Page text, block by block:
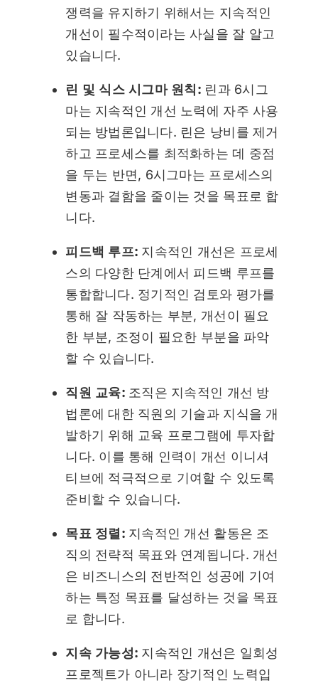
쟁력을 유지하기 위해서는 지속적인
개선이 필수적이라는 사실을 잘 알고
있습니다.
린 및 식스 시그마 원칙: 린과 6시그
마는 지속적인 개선 노력에 자주 사용
되는 방법론입니다. 린은 낭비를 제거
하고 프로세스를 최적화하는 데 중점
을 두는 반면, 6시그마는 프로세스의
변동과 결함을 줄이는 것을 목표로 합
니다.
피드백 루프: 지속적인 개선은 프로세
스의 다양한 단계에서 피드백 루프를
통합합니다. 정기적인 검토와 평가를
통해 잘 작동하는 부분, 개선이 필요
한 부분, 조정이 필요한 부분을 파악
할 수 있습니다.
직원 교육: 조직은 지속적인 개선 방
법론에 대한 직원의 기술과 지식을 개
발하기 위해 교육 프로그램에 투자합
니다. 이를 통해 인력이 개선 이니셔
티브에 적극적으로 기여할 수 있도록
준비할 수 있습니다.
목표 정렬: 지속적인 개선 활동은 조
직의 전략적 목표와 연계됩니다. 개선
은 비즈니스의 전반적인 성공에 기여
하는 특정 목표를 달성하는 것을 목표
로 합니다.
지속 가능성: 지속적인 개선은 일회성
프로젝트가 아니라 장기적인 노력입